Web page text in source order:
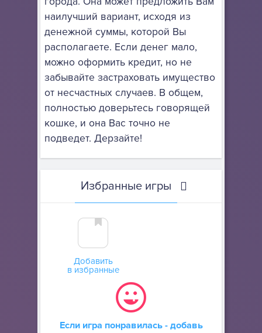
наилучший вариант, исходя из
денежной суммы, которой Вы
располагаете. Если денег мало,
можно оформить кредит, но не
забывайте застраховать имущество
от несчастных случаев. В общем,
полностью доверьтесь говорящей
кошке, и она Вас точно не
подведет. Дерзайте!
Избранные игры
Добавить
в избранные
Если игра понравилась - добавь